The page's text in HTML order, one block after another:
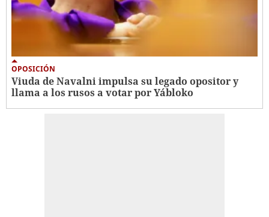
OPOSICIÓN
Viuda de Navalni impulsa su legado opositor y
llama a los rusos a votar por Yábloko